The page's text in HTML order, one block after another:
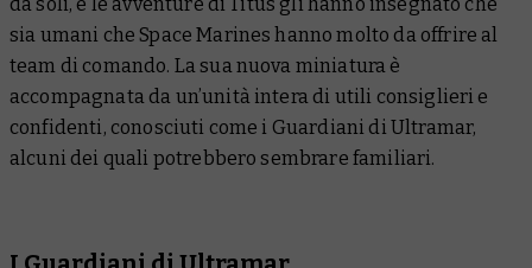
sia umani che Space Marines hanno molto da offrire al
team di comando. La sua nuova miniatura è
accompagnata da un’unità intera di utili consiglieri e
confidenti, conosciuti come i Guardiani di Ultramar,
alcuni dei quali potrebbero sembrare familiari.